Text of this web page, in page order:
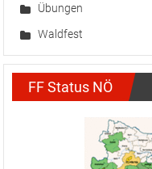
Übungen
Waldfest
FF Status NÖ